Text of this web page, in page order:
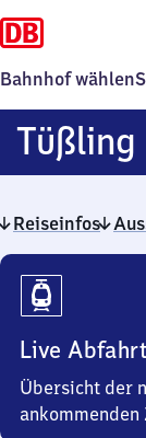
Bahnhof wählen
Tüßling
Reiseinfos
Reiseinfos
Live
Übersicht der
ankommenden